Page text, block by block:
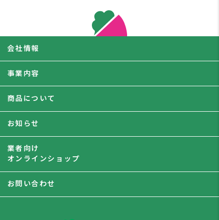
会社情報
事業内容
商品について
お知らせ
業者向け
オンラインショップ
お問い合わせ